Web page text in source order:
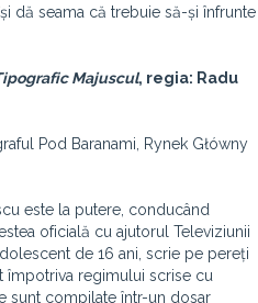
dă seama că trebuie să-și înfrunte
Majuscul, regia: Radu
Pod Baranami, Rynek Główny
este la putere, conducând
oficială cu ajutorul Televiziunii
de 16 ani, scrie pe pereți
împotriva regimului scrise cu
sunt compilate într-un dosar